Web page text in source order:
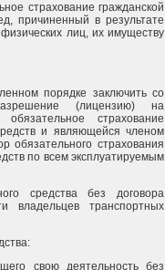
страхование гражданской
причиненный в результате
лиц, их имуществу
порядке заключить со
(лицензию) на
страхование
и являющейся членом
обязательного страхования
по всем эксплуатируемым
средства без договора
владельцев транспортных
свою деятельность без